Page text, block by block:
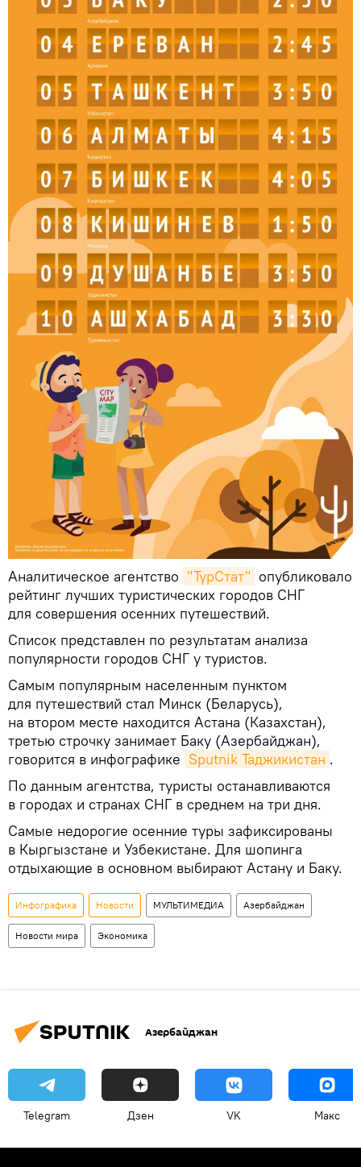
Аналитическое агентство "ТурСтат" опубликовало
рейтинг лучших туристических городов СНГ
для совершения осенних путешествий.
Список представлен по результатам анализа
популярности городов СНГ у туристов.
Самым популярным населенным пунктом
для путешествий стал Минск (Беларусь),
на втором месте находится Астана (Казахстан),
третью строчку занимает Баку (Азербайджан),
говорится в инфографике Sputnik Таджикистан .
По данным агентства, туристы останавливаются
в городах и странах СНГ в среднем на три дня.
Самые недорогие осенние туры зафиксированы
в Кыргызстане и Узбекистане. Для шопинга
отдыхающие в основном выбирают Астану и Баку.
Инфографика Новости МУЛЬТИМЕДИА Азербайджан
Новости мира Экономика
Азербайджан
Telegram Дзен VK Макс